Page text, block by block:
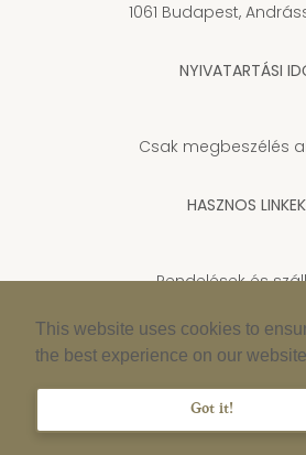
This website uses cookies to
the best experience on our
Got it!
1061 Budapest,
NYIVATARTÁSI
Csak megbeszélés
HASZNOS LINKEK
Rendelések és
Adatkezelési
Cookie
Impresszum